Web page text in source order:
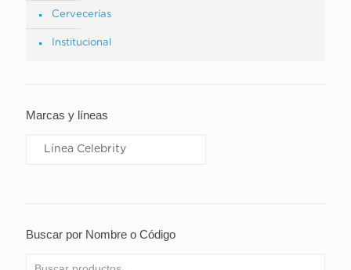
Cervecerías
Institucional
Marcas y líneas
Buscar por Nombre o Código